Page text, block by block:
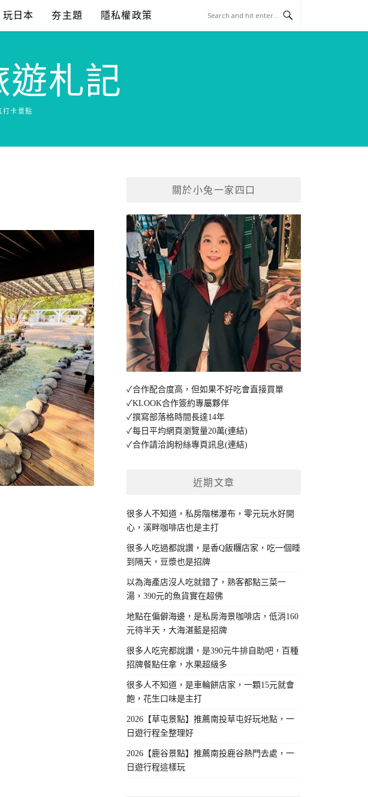
玩日本 夯主題 隱私權政策
札記
卡景點
關於小兔一家四口
✓合作配合度高，但如果不好吃會直接買單
✓KLOOK合作簽約專屬夥伴
✓撰寫部落格時間長達14年
✓每日平均網頁瀏覽量20萬(連結)
✓合作請洽詢粉絲專頁訊息(連結)
近期文章
很多人不知道，私房階梯瀑布，零元玩水好開
心，溪畔咖啡店也是主打
很多人吃過都說讚，是香Q飯糰店家，吃一個睡
到隔天，豆漿也是招牌
以為海產店沒人吃就錯了，熟客都點三菜一
湯，390元的魚貨實在超佛
地點在偏僻海邊，是私房海景咖啡店，低消160
元待半天，大海湛藍是招牌
很多人吃完都說讚，是390元牛排自助吧，百種
招牌餐點任拿，水果超級多
很多人不知道，是車輪餅店家，一顆15元就會
飽，花生口味是主打
2026【草屯景點】推薦南投草屯好玩地點，一
日遊行程全整理好
2026【鹿谷景點】推薦南投鹿谷熱門去處，一
日遊行程這樣玩